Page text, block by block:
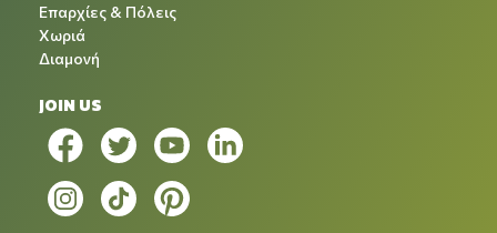
Επαρχίες & Πόλεις
Χωριά
Διαμονή
JOIN US